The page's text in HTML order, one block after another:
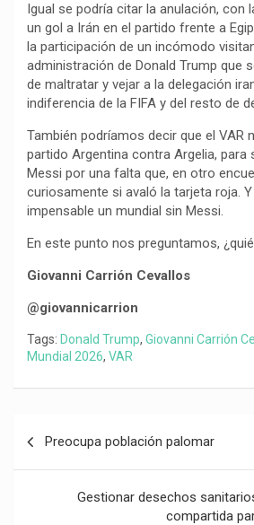
Igual se podría citar la anulación, con
un gol a Irán en el partido frente a
la participación de un incómodo
administración de Donald Trump que
de maltratar y vejar a la delegación
indiferencia de la FIFA y del resto de
También podríamos decir que el VAR
partido Argentina contra Argelia, para
Messi por una falta que, en otro
curiosamente si avaló la tarjeta roja.
impensable un mundial sin Messi.
En este punto nos preguntamos,
Giovanni Carrión Cevallos
@giovannicarrion
Tags: Donald Trump, Giovanni Carrión
Mundial 2026, VAR
entradas
Preocupa población palomar
Gestionar desechos
compartida